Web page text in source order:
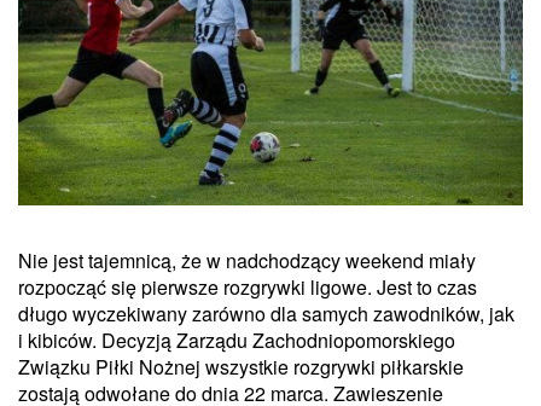
Nie jest tajemnicą, że w nadchodzący weekend miały
rozpocząć się pierwsze rozgrywki ligowe. Jest to czas
długo wyczekiwany zarówno dla samych zawodników, jak
i kibiców. Decyzją Zarządu Zachodniopomorskiego
Związku Piłki Nożnej wszystkie rozgrywki piłkarskie
zostają odwołane do dnia 22 marca. Zawieszenie